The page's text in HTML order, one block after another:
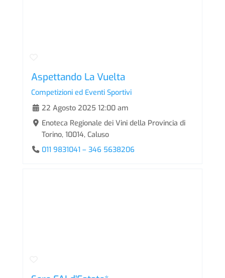
Aspettando La Vuelta
Competizioni ed Eventi Sportivi
22 Agosto 2025 12:00 am
Enoteca Regionale dei Vini della Provincia di
Torino, 10014, Caluso
011 9831041 – 346 5638206